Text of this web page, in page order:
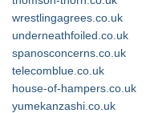
wrestlingagrees.co.uk
underneathfoiled.co.uk
spanosconcerns.co.uk
telecomblue.co.uk
house-of-hampers.co.uk
yumekanzashi.co.uk